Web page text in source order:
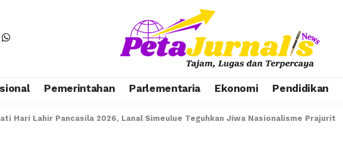
Pemerintahan Parlementaria Ekonomi Pendidikan
Hari Lahir Pancasila 2026, Lanal Simeulue Teguhkan Jiwa Nasionalisme Prajurit